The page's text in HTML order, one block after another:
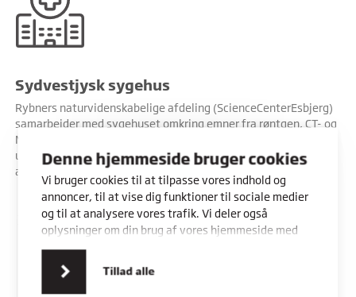
Denne hjemmeside bruger cookies
Vi bruger cookies til at tilpasse vores indhold og
annoncer, til at vise dig funktioner til sociale medier
og til at analysere vores trafik. Vi deler også
oplysninger om din brug af vores hjemmeside med
vores partnere inden for sociale medier,
annonceringspartnere og analysepartnere. Vores
partnere kan kombinere disse data med andre
Tillad alle
Sydvestjysk sygehus
Rybners naturvidenskabelige afdeling (ScienceCenterEsbjerg)
samarbejder med sygehuset omkring emner fra røntgen, CT- og
MR-skanning til den biologiske virkning af medicin. Se
undervisningsmaterialer til et forløb omkring radiografernes
arbejde.
Læs mere